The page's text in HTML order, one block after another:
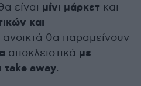
είναι μίνι μάρκετ και
και
θα παραμείνουν
αποκλειστικά με
take away.